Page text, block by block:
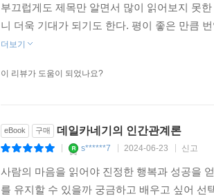
부끄럽게도 제목만 알면서 많이 읽어보지 못
니 더욱 기대가 되기도 한다. 평이 좋은 만큼
더보기
이 리뷰가 도움이 되었나요?
eBook 구매 데일카네기의 인간관계론
s******7 2024-06-23 신고
사람의 마음을 읽어야 진정한 행복과 성공을
를 유지할 수 있을까 궁금하고 배우고 싶어